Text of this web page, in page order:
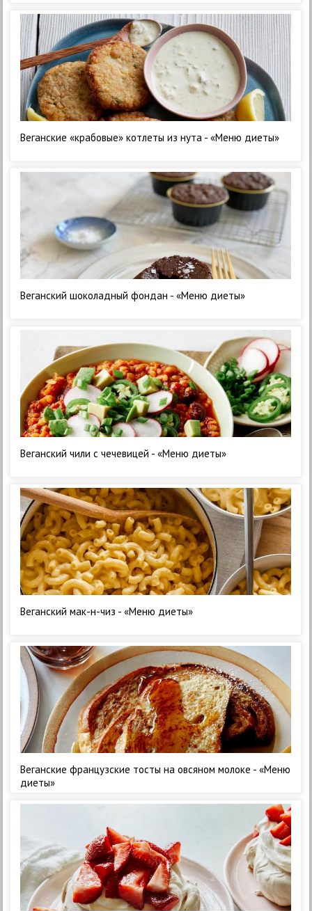
Веганские «крабовые» котлеты из нута - «Меню диеты»
Веганский шоколадный фондан - «Меню диеты»
Веганский чили с чечевицей - «Меню диеты»
Веганский мак-н-чиз - «Меню диеты»
Веганские французские тосты на овсяном молоке - «Меню
диеты»